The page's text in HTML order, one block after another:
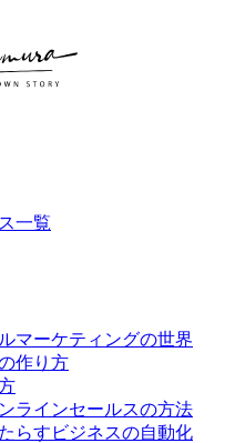
一覧
マーケティングの世界
作り方
ラインセールスの方法
らすビジネスの自動化